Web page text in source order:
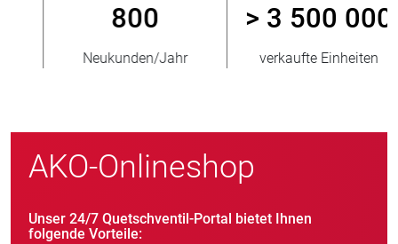
800
Neukunden/Jahr
> 3 500 000
verkaufte Einheiten
AKO-Onlineshop
Unser 24/7 Quetschventil-Portal bietet Ihnen
folgende Vorteile: